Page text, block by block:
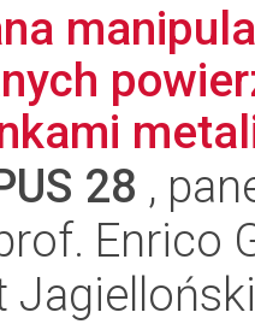
28 ,
Enrico
Jagielloński